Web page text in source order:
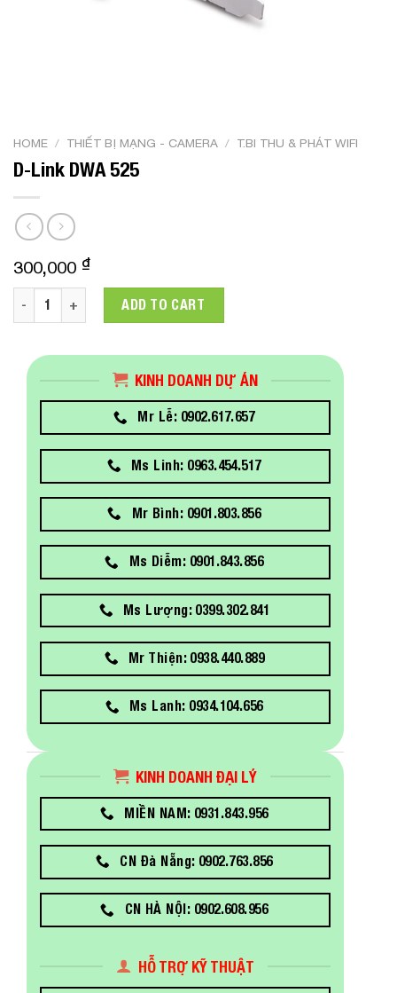
HOME / THIẾT BỊ MẠNG - CAMERA / T.BI THU & PHÁT WIFI
D-Link DWA 525
300,000 ₫
D-Link DWA 525 quantity
ADD TO CART
KINH DOANH DỰ ÁN
Mr Lễ: 0902.617.657
Ms Linh: 0963.454.517
Mr Bình: 0901.803.856
Ms Diễm: 0901.843.856
Ms Lượng: 0399.302.841
Mr Thiện: 0938.440.889
Ms Lanh: 0934.104.656
KINH DOANH ĐẠI LÝ
MIỀN NAM: 0931.843.956
CN Đà Nẵng: 0902.763.856
CN HÀ NỘI: 0902.608.956
HỖ TRỢ KỸ THUẬT